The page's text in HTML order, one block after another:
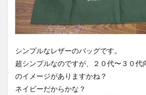
シンプルなレザーのバッグです。
超シンプルなのですが、２０代〜３０代
のイメージがありますかね？
ネイビーだからかな？